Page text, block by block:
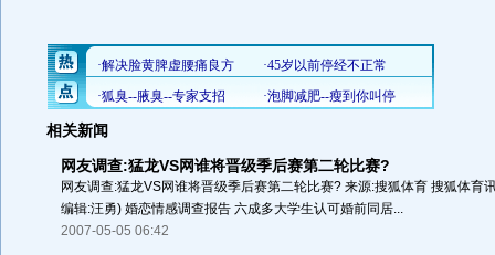
相关新闻
网友调查:猛龙VS网谁将晋级季后赛第二轮比赛?
网友调查:猛龙VS网谁将晋级季后赛第二轮比赛? 来源:搜狐体育 搜狐体育
编辑:汪勇) 婚恋情感调查报告 六成多大学生认可婚前同居...
2007-05-05 06:42